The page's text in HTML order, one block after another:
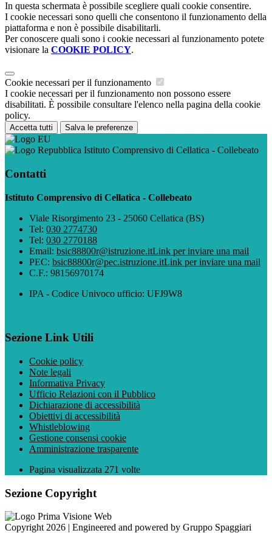
In questa schermata è possibile scegliere quali cookie consentire.
I cookie necessari sono quelli che consentono il funzionamento della
piattaforma e non è possibile disabilitarli.
Per conoscere quali sono i cookie necessari al funzionamento potete
visionare la COOKIE POLICY.
Cookie necessari per il funzionamento
I cookie necessari per il funzionamento non possono essere
disabilitati. È possibile consultare l'elenco nella pagina della cookie
policy.
Accetta tutti Salva le preferenze
Istituto Comprensivo di Cellatica - Collebeato
Contatti
Istituto Comprensivo di Cellatica - Collebeato
Viale Risorgimento 23 - 25060 Cellatica (BS)
Tel: 030 2774730
Tel: 030 2770188
Email: bsic88800r@istruzione.itLink per inviare una mail
PEC: bsic88800r@pec.istruzione.itLink per inviare una mail
C.F.: 98156970174
IPA - Codice Univoco ufficio: UFJ9W8
Sezione Link Utili
Cookie policy
Note legali
Informativa Privacy
Ufficio Relazioni con il Pubblico
Dichiarazione di accessibilità
Obiettivi di accessibilità
Whistleblowing
Gestione consensi cookie
Amministrazione trasparente
Pagina visualizzata 271 volte
Sezione Copyright
Copyright 2026 | Engineered and powered by Gruppo Spaggiari